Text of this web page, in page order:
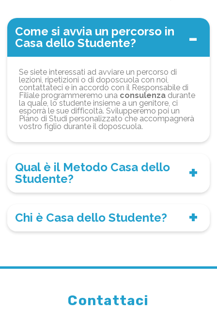
Come si avvia un percorso in
Casa dello Studente?
Se siete interessati ad avviare un percorso di
lezioni, ripetizioni o di doposcuola con noi,
contattateci e in accordo con il Responsabile di
Filiale programmeremo una consulenza durante
la quale, lo studente insieme a un genitore, ci
esporrà le sue difficoltà. Svilupperemo poi un
Piano di Studi personalizzato che accompagnerà
vostro figlio durante il doposcuola.
Qual è il Metodo Casa dello
Studente?
Chi è Casa dello Studente?
Contattaci